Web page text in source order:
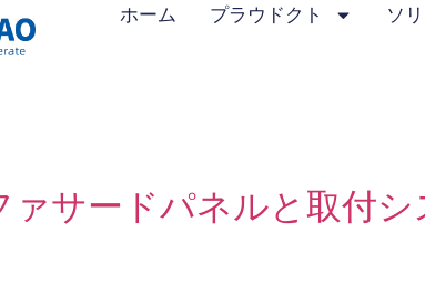
ホーム プラウドクト ソ
ァサードパネルと取付